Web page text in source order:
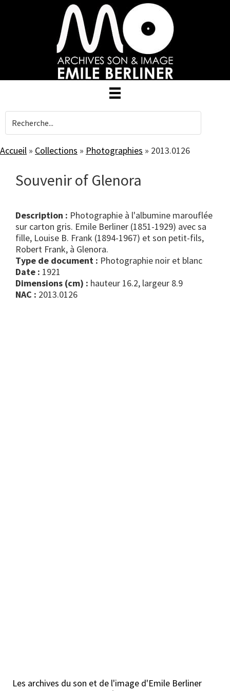
Accueil » Collections » Photographies » 2013.0126
Souvenir of Glenora
Description : Photographie à l'albumine marouflée
sur carton gris. Emile Berliner (1851-1929) avec sa
fille, Louise B. Frank (1894-1967) et son petit-fils,
Robert Frank, à Glenora.
Type de document :
photographie noir et blanc
Date : 1921
Dimensions (cm) : hauteur 16.2, largeur 8.9
NAC : 2013.0126
Les archives du son et de l'image d'Emile Berliner